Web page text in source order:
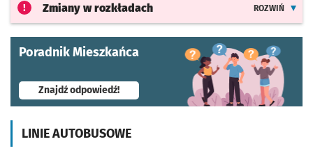
Zmiany w rozkładach ROZWIŃ
Poradnik Mieszkańca
Znajdź odpowiedź!- otworzy się w nowej karcie
LINIE AUTOBUSOWE